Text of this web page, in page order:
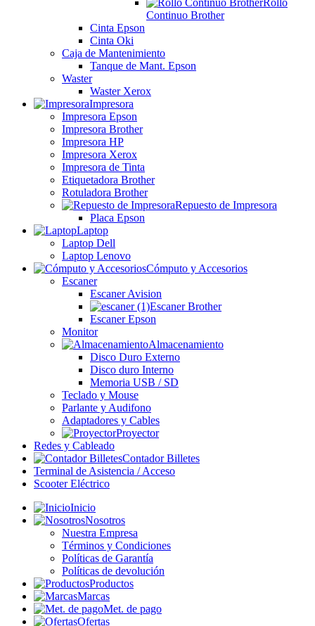
Rollo
Continuo Brother
Cinta Epson
Cinta Oki
Caja de Mantenimiento
Tanque de Mant. Epson
Waster
Waster Xerox
Impresora
Impresora Epson
Impresora Brother
Impresora HP
Impresora Xerox
Impresora de Tinta
Etiquetadora Brother
Rotuladora Brother
Repuesto de Impresora
Placa Epson
Laptop
Laptop Dell
Laptop Lenovo
Cómputo y Accesorios
Escaner
Escaner Avision
Escaner Brother
Escaner Epson
Monitor
Almacenamiento
Disco Duro Externo
Disco duro Interno
Memoria USB / SD
Teclado y Mouse
Parlante y Audifono
Adaptadores y Cables
Proyector
Redes y Cableado
Contador Billetes
Terminal de Asistencia / Acceso
Scooter Eléctrico
Inicio
Nosotros
Nuestra Empresa
Términos y Condiciones
Políticas de Garantía
Políticas de devolución
Productos
Marcas
Met. de pago
Ofertas